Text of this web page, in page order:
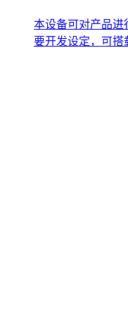
本设备可对产品进
要开发设定，可搭